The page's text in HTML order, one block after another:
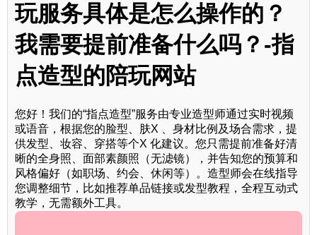
玩服务具体是怎么操作的？
我需要提前准备什么吗？-指
点造型的陪玩网站
您好！我们的“指点造型”服务由专业造型师通过实时视频
或语音，根据您的脸型、肤X 、身材比例及场合需求，提
供发型、妆容、穿搭等个X 化建议。您只需提前准备好清
晰的全身照、面部素颜照（无滤镜），并告知您的预算和
风格偏好（如职场、约会、休闲等）。造型师会在线指导
您调整细节，比如推荐单品链接或发型教程，全程互动式
教学，无需额外工具。